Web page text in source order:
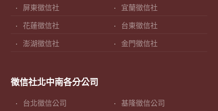
屏東徵信社 宜蘭徵信社
花蓮徵信社 台東徵信社
澎湖徵信社 金門徵信社
徵信社北中南各分公司
台北徵信公司 基隆徵信公司